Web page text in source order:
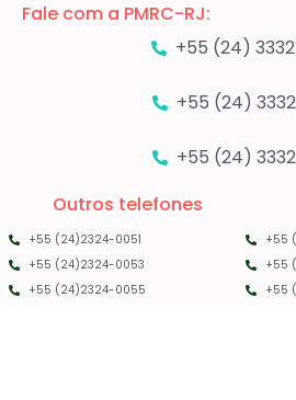
Fale com a PMRC-RJ:
+55 (24)
+55 (24)
+55 (24)
Outros telefones
+55 (24)2324-0051
+55
+55 (24)2324-0053
+55
+55 (24)2324-0055
+55